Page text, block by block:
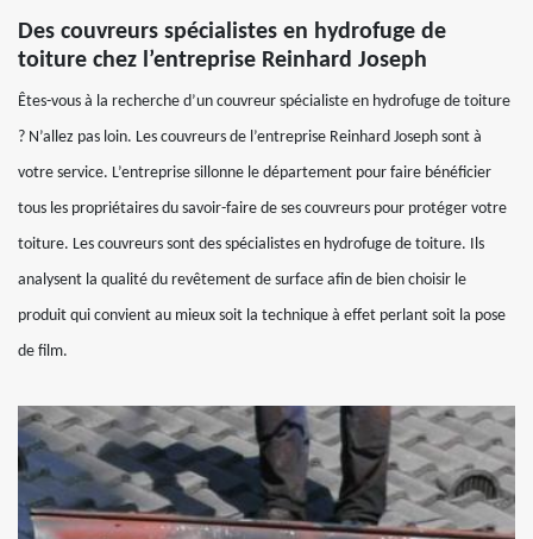
Des couvreurs spécialistes en hydrofuge de
toiture chez l’entreprise Reinhard Joseph
Êtes-vous à la recherche d’un couvreur spécialiste en hydrofuge de toiture
? N’allez pas loin. Les couvreurs de l’entreprise Reinhard Joseph sont à
votre service. L’entreprise sillonne le département pour faire bénéficier
tous les propriétaires du savoir-faire de ses couvreurs pour protéger votre
toiture. Les couvreurs sont des spécialistes en hydrofuge de toiture. Ils
analysent la qualité du revêtement de surface afin de bien choisir le
produit qui convient au mieux soit la technique à effet perlant soit la pose
de film.